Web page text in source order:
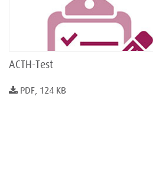
ACTH-Test
PDF, 124 KB